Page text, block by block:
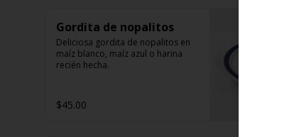
Gordita de nopalitos
Deliciosa gordita de nopalitos en
maíz blanco, maíz azul o harina
recién hecha.
$45.00